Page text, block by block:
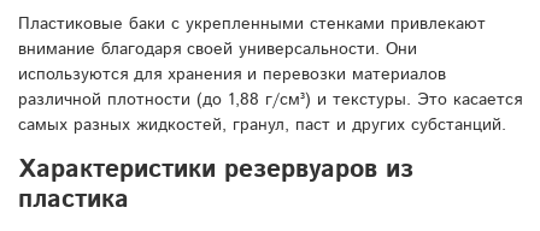
Пластиковые баки с укрепленными стенками привлекают
внимание благодаря своей универсальности. Они
используются для хранения и перевозки материалов
различной плотности (до 1,88 г/см³) и текстуры. Это касается
самых разных жидкостей, гранул, паст и других субстанций.
Характеристики резервуаров из
пластика